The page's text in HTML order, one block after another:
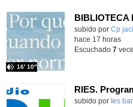
Contenido
subido por Cp
16′ 10″
hace 17 horas
Escuchado 7
RIES.
Contenido
subido por Ies